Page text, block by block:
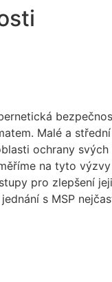
Malé a
ochrany
na tyto
pro zlepšení
s MSP